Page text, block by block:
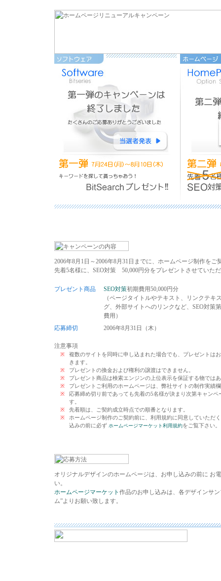
2006年8月1日～2006年8月31日までに、ホームページ制作をご
先着5名様に、SEO対策 50,000円分をプレゼントさせていた
プレゼント商品 SEO対策初期費用50,000円分
（ページタイトルやテキスト、リンクテキ
グ、外部サイトへのリンクなど、SEO対策
費用）
応募締切
2006年8月31日（木）
注意事項
※
複数のサイトを同時に申し込まれた場合でも、プレゼントは
きます。
※
プレゼントの換金および権利の譲渡はできません。
※
プレゼント商品は検索エンジンの上位表示を保証する物では
※
プレゼントご利用のホームページは、弊社サイトの制作実績
※
応募締め切り前であっても先着の5名様が決まり次第キャン
す。
※
先着順は、ご契約成立時点での順番となります。
※
ホームページ制作のご契約前に、利用規約に同意していただ
込みの前に必ず ホームページマーケット利用規約をご覧下さい。
オリジナルデザインのホームページは、お申し込みの前に お
い。
ホームページマーケット 作品のお申し込みは、各デザインサ
ム”よりお願い致します。